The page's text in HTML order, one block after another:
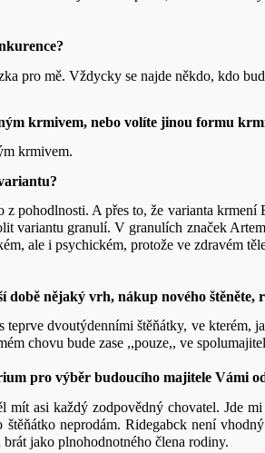
pro mě. Vždycky se najde někdo, kdo
krmivem, nebo volíte jinou formu
krmivem.
pohodlnosti. A přes to, že varianta
variantu granulí. V granulích značek
ale i psychickém, protože ve zdravém
době nějaký vrh, nákup nového štěněte,
teprve dvoutýdenními štěňátky, ve kterém,
chovu bude zase ,,pouze,, ve
pro výběr budoucího majitele Vámi
mít asi každý zodpovědný chovatel. Jde
štěňátko neprodám. Ridegabck není
brát jako plnohodnotného člena rodiny.